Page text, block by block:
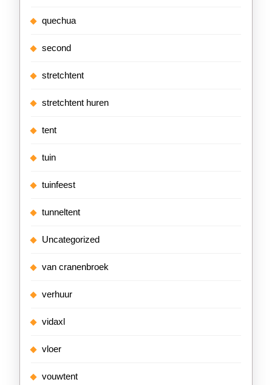
quechua
second
stretchtent
stretchtent huren
tent
tuin
tuinfeest
tunneltent
Uncategorized
van cranenbroek
verhuur
vidaxl
vloer
vouwtent